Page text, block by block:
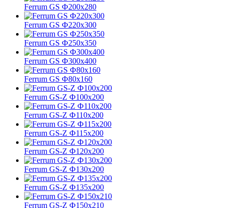
Ferrum GS Ф200х280
Ferrum GS Ф220х300
Ferrum GS Ф250х350
Ferrum GS Ф300х400
Ferrum GS Ф80х160
Ferrum GS-Z Ф100х200
Ferrum GS-Z Ф110х200
Ferrum GS-Z Ф115х200
Ferrum GS-Z Ф120х200
Ferrum GS-Z Ф130х200
Ferrum GS-Z Ф135х200
Ferrum GS-Z Ф150х210